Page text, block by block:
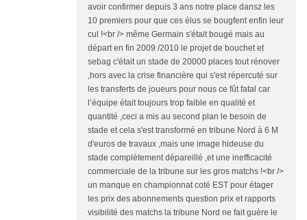
avoir confirmer depuis 3 ans notre place dansz les
10 premiers pour que ces élus se bougfent enfin leur
cul !<br /> même Germain s'était bougé mais au
départ en fin 2009 /2010 le projet de bouchet et
sebag c'était un stade de 20000 places tout rénover
,hors avec la crise financière qui s'est répercuté sur
les transferts de joueurs pour nous ce fût fatal car
l’équipe était toujours trop faible en qualité et
quantité ,ceci a mis au second plan le besoin de
stade et cela s'est transformé en tribune Nord à 6 M
d'euros de travaux ,mais une image hideuse du
stade complètement dépareillé ,et une inefficacité
commerciale de la tribune sur les gros matchs !<br />
un manque en championnat coté EST pour étager
les prix des abonnements question prix et rapports
visibilité des matchs la tribune Nord ne fait guère le